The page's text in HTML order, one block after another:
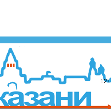
12+